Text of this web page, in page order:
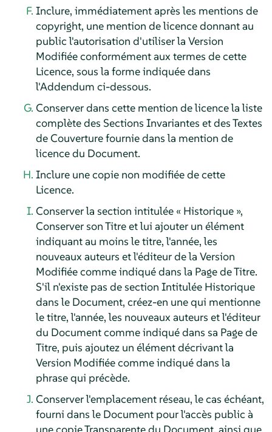
Inclure, immédiatement après les mentions de
copyright, une mention de licence donnant au
public l'autorisation d'utiliser la Version
Modifiée conformément aux termes de cette
Licence, sous la forme indiquée dans
l'Addendum ci-dessous.
Conserver dans cette mention de licence la liste
complète des Sections Invariantes et des Textes
de Couverture fournie dans la mention de
licence du Document.
Inclure une copie non modifiée de cette
Licence.
Conserver la section intitulée « Historique »,
Conserver son Titre et lui ajouter un élément
indiquant au moins le titre, l'année, les
nouveaux auteurs et l'éditeur de la Version
Modifiée comme indiqué dans la Page de Titre.
S'il n'existe pas de section Intitulée Historique
dans le Document, créez-en une qui mentionne
le titre, l'année, les nouveaux auteurs et l'éditeur
du Document comme indiqué dans sa Page de
Titre, puis ajoutez un élément décrivant la
Version Modifiée comme indiqué dans la
phrase qui précède.
Conserver l'emplacement réseau, le cas échéant,
fourni dans le Document pour l'accès public à
une copie Transparente du Document, ainsi que